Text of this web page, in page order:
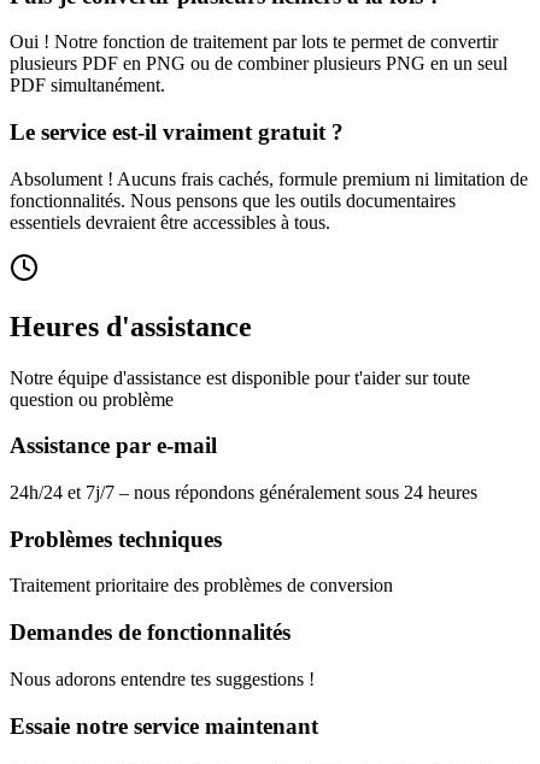
Oui ! Notre fonction de traitement par lots te permet de convertir
plusieurs PDF en PNG ou de combiner plusieurs PNG en un seul
PDF simultanément.
Le service est-il vraiment gratuit ?
Absolument ! Aucuns frais cachés, formule premium ni limitation de
fonctionnalités. Nous pensons que les outils documentaires
essentiels devraient être accessibles à tous.
Heures d'assistance
Notre équipe d'assistance est disponible pour t'aider sur toute
question ou problème
Assistance par e-mail
24h/24 et 7j/7 – nous répondons généralement sous 24 heures
Problèmes techniques
Traitement prioritaire des problèmes de conversion
Demandes de fonctionnalités
Nous adorons entendre tes suggestions !
Essaie notre service maintenant